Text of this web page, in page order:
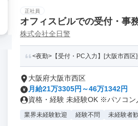
正社員
オフィスビルでの受付・事
株式会社全日警
<夜勤>【受付・PC入力】[大阪市西
大阪府大阪市西区
月給21万3305円～46万1342円
資格・経験 未経験OK ※パソコン
業界未経験歓迎 経験不問 未経験者